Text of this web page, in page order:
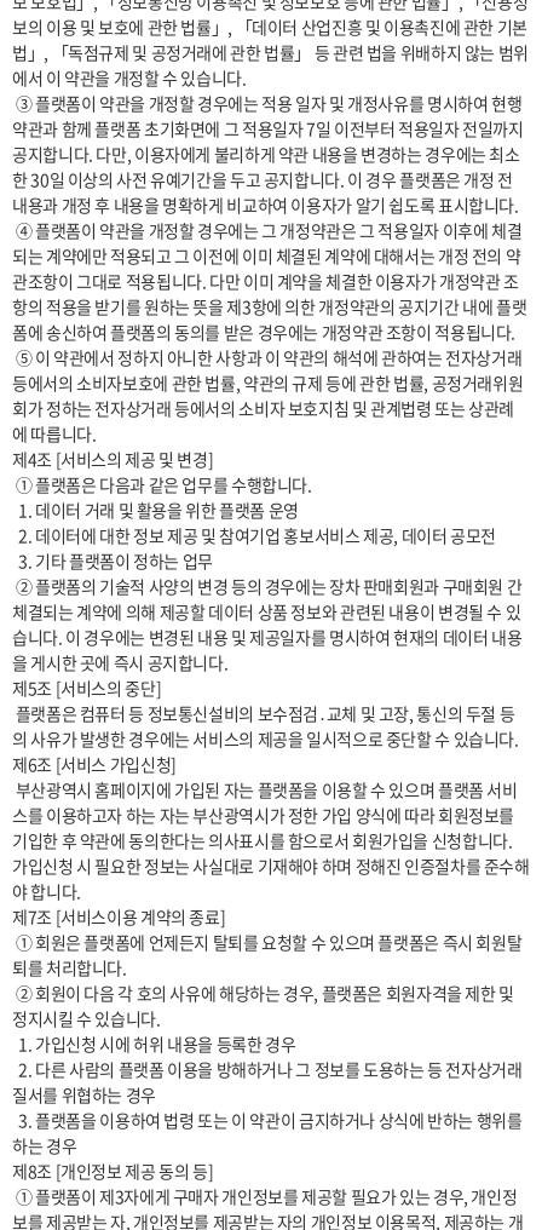
보의 이용 및 보호에 관한 법률」, 「데이터 산업진흥 및 이용촉진에 관한 기본
법」, 「독점규제 및 공정거래에 관한 법률」 등 관련 법을 위배하지 않는 범위
에서 이 약관을 개정할 수 있습니다.
약관과 함께 플랫폼 초기화면에 그 적용일자 7일 이전부터 적용일자 전일까지
공지합니다. 다만, 이용자에게 불리하게 약관 내용을 변경하는 경우에는 최소
한 30일 이상의 사전 유예기간을 두고 공지합니다. 이 경우 플랫폼은 개정 전
내용과 개정 후 내용을 명확하게 비교하여 이용자가 알기 쉽도록 표시합니다.
되는 계약에만 적용되고 그 이전에 이미 체결된 계약에 대해서는 개정 전의 약
관조항이 그대로 적용됩니다. 다만 이미 계약을 체결한 이용자가 개정약관 조
항의 적용을 받기를 원하는 뜻을 제3항에 의한 개정약관의 공지기간 내에 플랫
폼에 송신하여 플랫폼의 동의를 받은 경우에는 개정약관 조항이 적용됩니다.
등에서의 소비자보호에 관한 법률, 약관의 규제 등에 관한 법률, 공정거래위원
회가 정하는 전자상거래 등에서의 소비자 보호지침 및 관계법령 또는 상관례
에 따릅니다.
제4조 [서비스의 제공 및 변경]
  2. 데이터에 대한 정보 제공 및 참여기업 홍보서비스 제공, 데이터 공모전
  3. 기타 플랫폼이 정하는 업무
체결되는 계약에 의해 제공할 데이터 상품 정보와 관련된 내용이 변경될 수 있
습니다. 이 경우에는 변경된 내용 및 제공일자를 명시하여 현재의 데이터 내용
을 게시한 곳에 즉시 공지합니다.
제5조 [서비스의 중단]
의 사유가 발생한 경우에는 서비스의 제공을 일시적으로 중단할 수 있습니다.
제6조 [서비스 가입신청]
스를 이용하고자 하는 자는 부산광역시가 정한 가입 양식에 따라 회원정보를
기입한 후 약관에 동의한다는 의사표시를 함으로서 회원가입을 신청합니다.
가입신청 시 필요한 정보는 사실대로 기재해야 하며 정해진 인증절차를 준수해
야 합니다.
제7조 [서비스이용 계약의 종료]
퇴를 처리합니다.
정지시킬 수 있습니다.
  2. 다른 사람의 플랫폼 이용을 방해하거나 그 정보를 도용하는 등 전자상거래
질서를 위협하는 경우
  3. 플랫폼을 이용하여 법령 또는 이 약관이 금지하거나 상식에 반하는 행위를
하는 경우
제8조 [개인정보 제공 동의 등]
보를 제공받는 자, 개인정보를 제공받는 자의 개인정보 이용목적, 제공하는 개